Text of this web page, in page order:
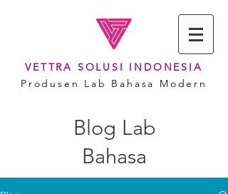
VETTRA SOLUSI INDONESIA
Produsen Lab Bahasa Modern
Blog Lab
Bahasa